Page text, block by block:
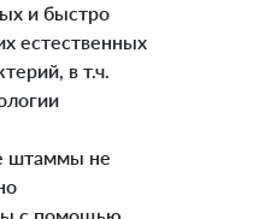
и быстро
естественных
в т.ч.
штаммы не